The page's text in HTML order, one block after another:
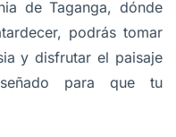
de Taganga, dónde
podrás tomar
y disfrutar el paisaje
para que tu